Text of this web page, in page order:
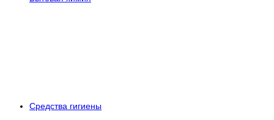
Средства гигиены